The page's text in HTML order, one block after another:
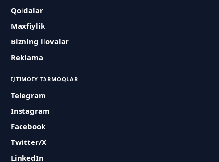
Qoidalar
Maxfiylik
Bizning ilovalar
Reklama
IJTIMOIY TARMOQLAR
Telegram
Instagram
Facebook
Twitter/X
LinkedIn